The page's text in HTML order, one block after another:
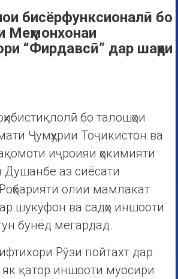
бисёрфунксионалӣ бо
Меҳмонхонаи
“Фирдавсӣ” дар шаҳри
бо талошҳои
Ҷумҳурии Тоҷикистон ва
иҷроияи ҳокимияти
Душанбе аз сиёсати
олии мамлакат
шукуфон ва садҳо иншооти
бунёд мегардад.
Рӯзи пойтахт дар
қатор иншооти муосири